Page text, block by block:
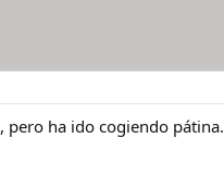
pero ha ido cogiendo pátina.